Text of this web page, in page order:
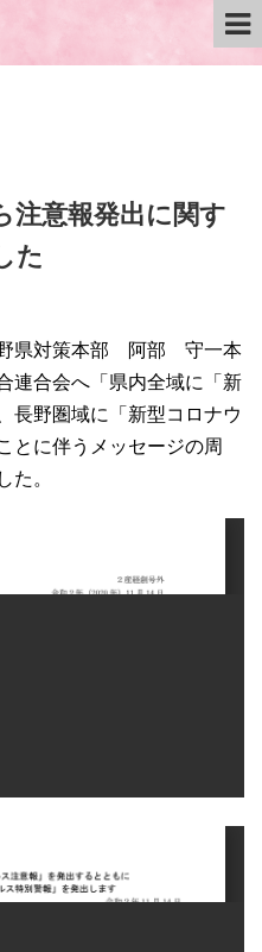
注意報発出に関す
た
野県対策本部 阿部 守一本
連合会へ「県内全域に「新
長野圏域に「新型コロナウ
とに伴うメッセージの周
た。